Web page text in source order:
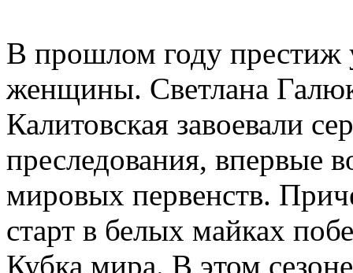
В прошлом году престиж
женщины. Светлана
Калитовская завоевали
преследования, впервые
мировых первенств.
старт в белых майках
Кубка мира. В этом